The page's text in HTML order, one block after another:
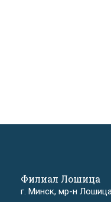
Филиал Лошица
г. Минск, мр-н